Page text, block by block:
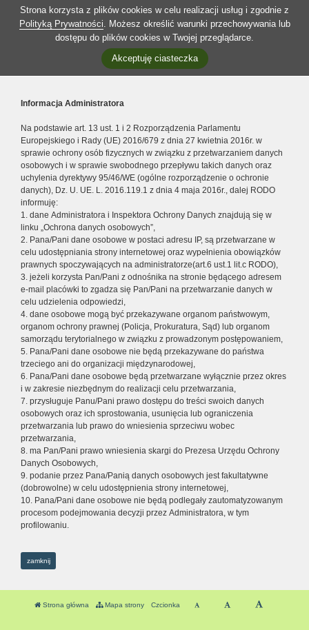
Strona korzysta z plików cookies w celu realizacji usług i zgodnie z
Polityką Prywatności. Możesz określić warunki przechowywania lub
dostępu do plików cookies w Twojej przeglądarce.
Akceptuję ciasteczka
Informacja Administratora
Na podstawie art. 13 ust. 1 i 2 Rozporządzenia Parlamentu
Europejskiego i Rady (UE) 2016/679 z dnia 27 kwietnia 2016r. w
sprawie ochrony osób fizycznych w związku z przetwarzaniem danych
osobowych i w sprawie swobodnego przepływu takich danych oraz
uchylenia dyrektywy 95/46/WE (ogólne rozporządzenie o ochronie
danych), Dz. U. UE. L. 2016.119.1 z dnia 4 maja 2016r., dalej RODO
informuję:
1. dane Administratora i Inspektora Ochrony Danych znajdują się w
linku „Ochrona danych osobowych”,
2. Pana/Pani dane osobowe w postaci adresu IP, są przetwarzane w
celu udostępniania strony internetowej oraz wypełnienia obowiązków
prawnych spoczywających na administratorze(art.6 ust.1 lit.c RODO),
3. jeżeli korzysta Pan/Pani z odnośnika na stronie będącego adresem
e-mail placówki to zgadza się Pan/Pani na przetwarzanie danych w
celu udzielenia odpowiedzi,
4. dane osobowe mogą być przekazywane organom państwowym,
organom ochrony prawnej (Policja, Prokuratura, Sąd) lub organom
samorządu terytorialnego w związku z prowadzonym postępowaniem,
5. Pana/Pani dane osobowe nie będą przekazywane do państwa
trzeciego ani do organizacji międzynarodowej,
6. Pana/Pani dane osobowe będą przetwarzane wyłącznie przez okres
i w zakresie niezbędnym do realizacji celu przetwarzania,
7. przysługuje Panu/Pani prawo dostępu do treści swoich danych
osobowych oraz ich sprostowania, usunięcia lub ograniczenia
przetwarzania lub prawo do wniesienia sprzeciwu wobec
przetwarzania,
8. ma Pan/Pani prawo wniesienia skargi do Prezesa Urzędu Ochrony
Danych Osobowych,
9. podanie przez Pana/Panią danych osobowych jest fakultatywne
(dobrowolne) w celu udostępnienia strony internetowej,
10. Pana/Pani dane osobowe nie będą podlegały zautomatyzowanym
procesom podejmowania decyzji przez Administratora, w tym
profilowaniu.
zamknij
Strona główna Mapa strony Czcionka